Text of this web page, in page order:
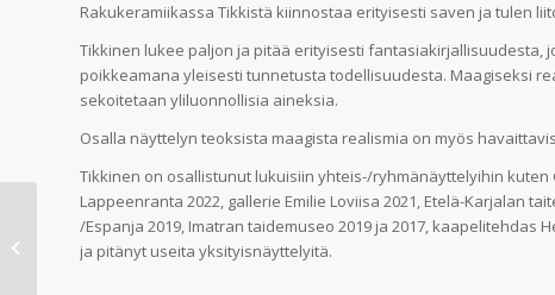
Rakukeramiikassa Tikkistä kiinnostaa erityisesti saven ja tulen
Tikkinen lukee paljon ja pitää erityisesti
poikkeamana yleisesti tunnetusta todellisuudesta. Maagiseksi
sekoitetaan yliluonnollisia aineksia.
Osalla näyttelyn teoksista maagista realismia on myös
Tikkinen on osallistunut lukuisiin yhteis-/ryhmänäyttelyihin kuten
Lappeenranta 2022, gallerie Emilie Loviisa 2021, Etelä-Karjalan
/Espanja 2019, Imatran taidemuseo 2019 ja 2017, kaapelitehdas
ja pitänyt useita yksityisnäyttelyitä.
Maaliskuun näyttely:
Helvi Hakala ja Irja